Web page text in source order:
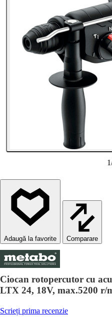
1
Comparare
Ciocan rotopercutor cu
LTX 24, 18V, max.5200 r/
Scrieți prima recenzie